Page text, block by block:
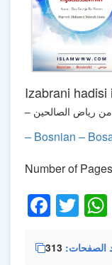
Izabrani
من رياض الصالحين
Number of
الصفحات 313